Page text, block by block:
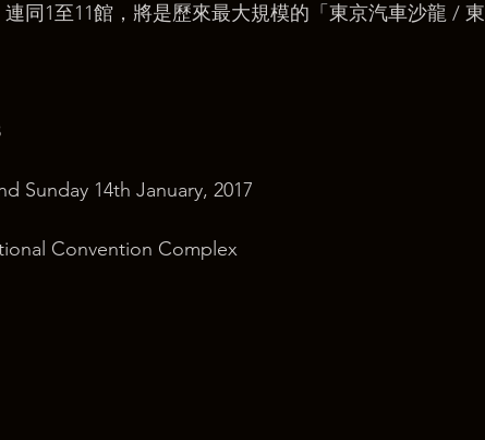
同1至11館，將是歷來最大規模的「東京汽車沙龍 / 東
Sunday 14th January, 2017
Convention Complex